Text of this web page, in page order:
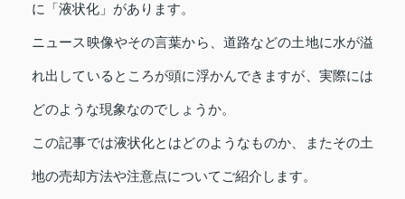
に「液状化」があります。
ニュース映像やその言葉から、道路などの土地に水が溢
れ出しているところが頭に浮かんできますが、実際には
どのような現象なのでしょうか。
この記事では液状化とはどのようなものか、またその土
地の売却方法や注意点についてご紹介します。